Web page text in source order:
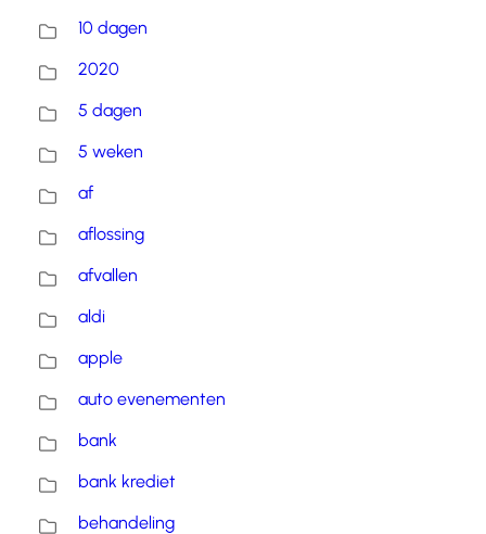
10 dagen
2020
5 dagen
5 weken
af
aflossing
afvallen
aldi
apple
auto evenementen
bank
bank krediet
behandeling